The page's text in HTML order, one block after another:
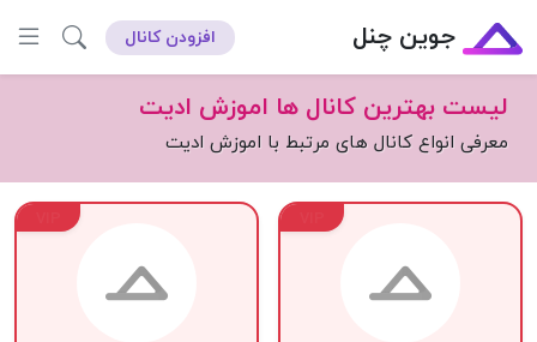
جوین چنل افزودن کانال
لیست بهترین کانال ها اموزش ادیت
معرفی انواع کانال های مرتبط با اموزش ادیت